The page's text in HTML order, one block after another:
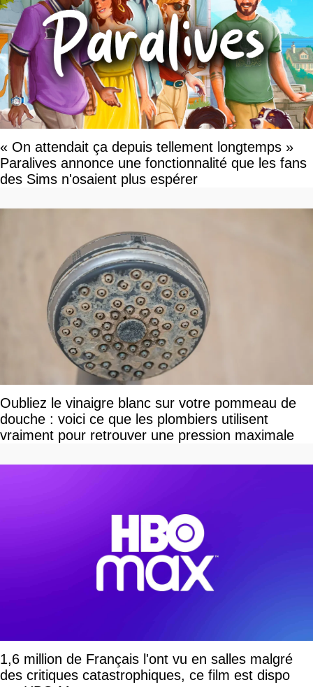
« On attendait ça depuis tellement longtemps »
Paralives annonce une fonctionnalité que les fans
des Sims n'osaient plus espérer
Oubliez le vinaigre blanc sur votre pommeau de
douche : voici ce que les plombiers utilisent
vraiment pour retrouver une pression maximale
1,6 million de Français l'ont vu en salles malgré
des critiques catastrophiques, ce film est dispo